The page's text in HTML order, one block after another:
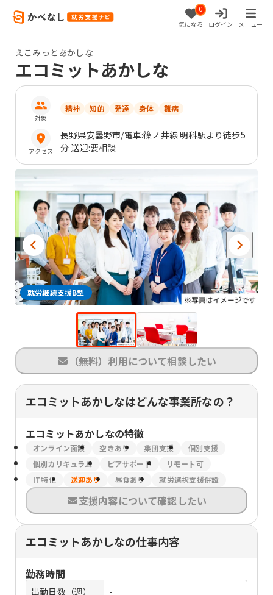
0
気になる ログイン メニュー
えこみっとあかしな
エコミットあかしな
対象
精神 知的 発達 身体 難病
アクセス
長野県安曇野市/電車:篠ノ井線 明科駅より徒歩5
分 送迎:要相談
就労継続支援B型
（無料）利用について相談したい
エコミットあかしなはどんな事業所なの？
エコミットあかしなの特徴
オンライン面談 空きあり 集団支援
個別支援
個別カリキュラム
ピアサポート
リモート可
IT特化
送迎あり 昼食あり 就労選択支援併設
支援内容について確認したい
エコミットあかしなの仕事内容
勤務時間
出勤日数（週）
-